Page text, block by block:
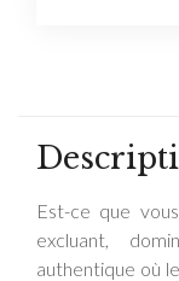
Est-ce que
excluant,
authentique où